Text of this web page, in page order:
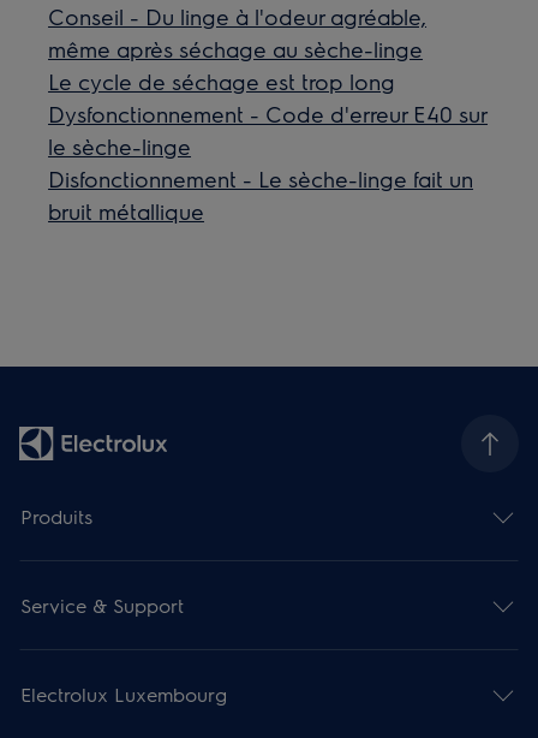
Conseil - Du linge à l'odeur agréable,
même après séchage au sèche-linge
Le cycle de séchage est trop long
Dysfonctionnement - Code d'erreur E40 sur
le sèche-linge
Disfonctionnement - Le sèche-linge fait un
bruit métallique
Produits
Service & Support
Electrolux Luxembourg